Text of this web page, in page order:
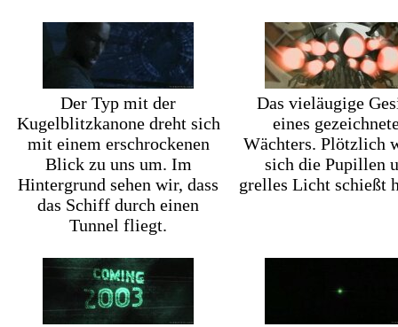
Der Typ mit der
Kugelblitzkanone dreht sich
mit einem erschrockenen
Blick zu uns um. Im
Hintergrund sehen wir, dass
das Schiff durch einen
Tunnel fliegt.
Das vieläugige
eines
Wächters. Plötzlich
sich die Pupillen
grelles Licht schießt